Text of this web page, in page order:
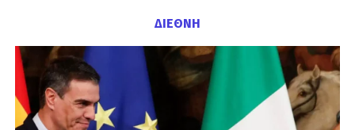
ΔΙΕΘΝΗ